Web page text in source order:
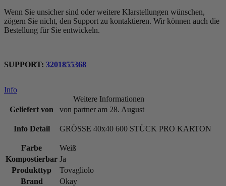
Wenn Sie unsicher sind oder weitere Klarstellungen wünschen,
zögern Sie nicht, den Support zu kontaktieren. Wir können auch die
Bestellung für Sie entwickeln.
SUPPORT: 3201855368
Info
Weitere Informationen
Geliefert von
von partner am 28. August
Info Detail GRÖSSE 40x40 600 STÜCK PRO KARTON
Farbe
Weiß
Kompostierbar Ja
Produkttyp
Tovagliolo
Brand
Okay